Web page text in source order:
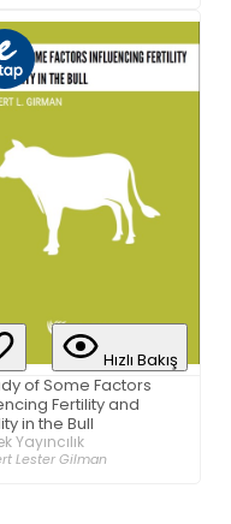
Hızlı Bakış
of Some Factors
Fertility and
in the Bull
Yayıncılık
Lester Gilman